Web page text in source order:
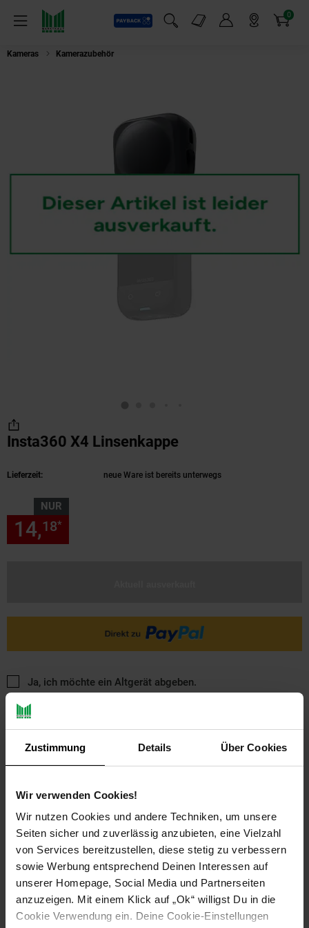
Zustimmung Details Über Cookies
Wir verwenden Cookies!
Wir nutzen Cookies und andere Techniken, um unsere
Seiten sicher und zuverlässig anzubieten, eine Vielzahl
von Services bereitzustellen, diese stetig zu verbessern
sowie Werbung entsprechend Deinen Interessen auf
unserer Homepage, Social Media und Partnerseiten
anzuzeigen. Mit einem Klick auf „Ok“ willigst Du in die
Cookie Verwendung ein. Deine Cookie-Einstellungen
Menü
Payback
Suchfeld einblenden
Markt-Angebote 0
Artikel
Kameras Kamerazubehör
Insta360 X4 Linsenkappe
Lieferzeit: neue Ware ist bereits unterwegs
NUR
14,18*
Ja, ich möchte ein Altgerät abgeben.
PAYBACK
Payback Punkte Basis°Punkte:
7
Extra°Punkte:
0
Produktbeschreibung